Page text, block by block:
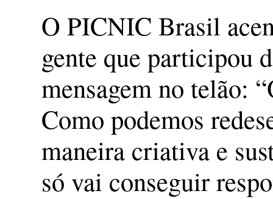
O PICNIC Brasil
gente que participou
mensagem no telão:
Como podemos
maneira criativa e
só vai conseguir